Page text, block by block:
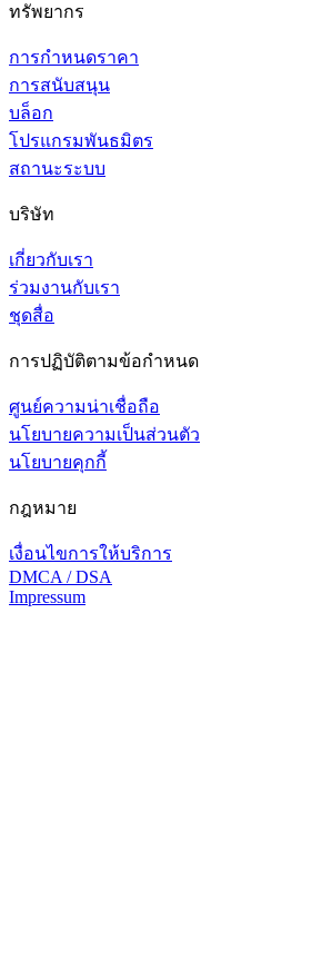
ทรัพยากร
การกำหนดราคา
การสนับสนุน
บล็อก
โปรแกรมพันธมิตร
สถานะระบบ
บริษัท
เกี่ยวกับเรา
ร่วมงานกับเรา
ชุดสื่อ
การปฏิบัติตามข้อกำหนด
ศูนย์ความน่าเชื่อถือ
นโยบายความเป็นส่วนตัว
นโยบายคุกกี้
กฎหมาย
เงื่อนไขการให้บริการ
DMCA / DSA
Impressum